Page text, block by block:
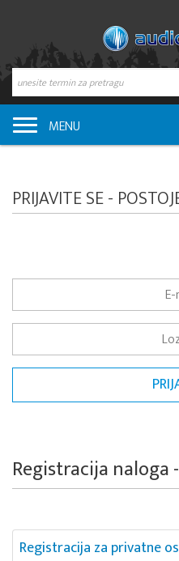
MENU
PRIJAVITE SE -
Registracija
Registracija za privatne